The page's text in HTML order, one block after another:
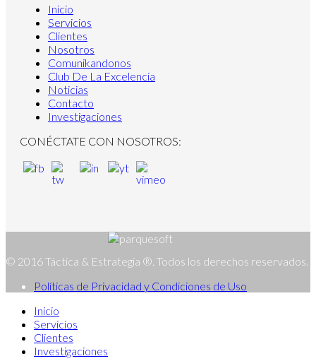
Inicio
Servicios
Clientes
Nosotros
Comunikandonos
Club De La Excelencia
Noticias
Contacto
Investigaciones
CONÉCTATE CON NOSOTROS:
© 2016 Táctica & Estrategia ®. Todos los derechos reservados.
Políticas de Privacidad y Condiciones de Uso
Inicio
Servicios
Clientes
Investigaciones